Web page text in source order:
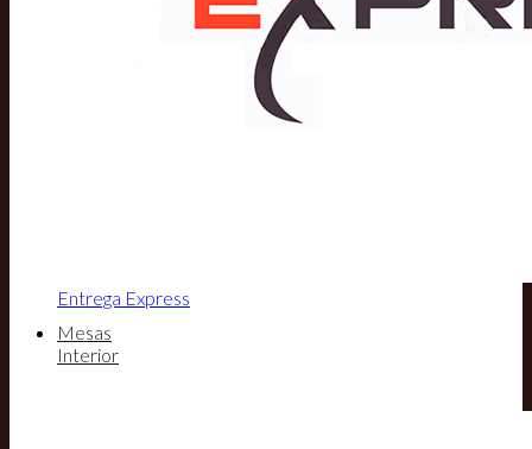
Entrega Express
Mesas
Interior